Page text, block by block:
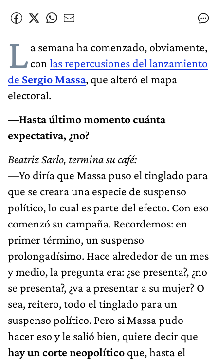
La semana ha comenzado, obviamente,
con las repercusiones del lanzamiento
de Sergio Massa, que alteró el mapa
electoral.
—Hasta último momento cuánta
expectativa, ¿no?
Beatriz Sarlo, termina su café:
—Yo diría que Massa puso el tinglado para
que se creara una especie de suspenso
político, lo cual es parte del efecto. Con eso
comenzó su campaña. Recordemos: en
primer término, un suspenso
prolongadísimo. Hace alrededor de un mes
y medio, la pregunta era: ¿se presenta?, ¿no
se presenta?, ¿va a presentar a su mujer? O
sea, reitero, todo el tinglado para un
suspenso político. Pero si Massa pudo
hacer eso y le salió bien, quiere decir que
hay un corte neopolítico que, hasta el